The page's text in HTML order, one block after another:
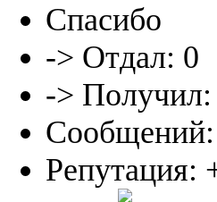
Спасибо
-> Отдал: 0
-> Получил:
Сообщений:
Репутация: